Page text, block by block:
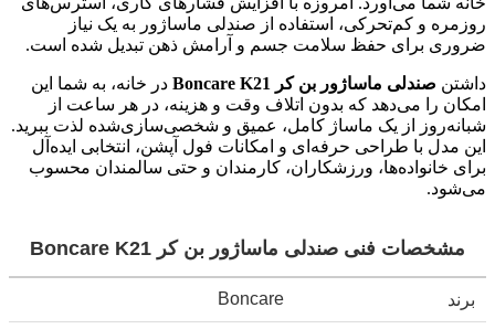
روزمره و کم‌تحرکی، استفاده از صندلی ماساژور به یک نیاز
ضروری برای حفظ سلامت جسم و آرامش ذهن تبدیل شده است.
داشتن صندلی ماساژور بن کر Boncare K21
در خانه، به شما این
امکان را می‌دهد که بدون اتلاف وقت و هزینه، در هر ساعت از
شبانه‌روز از یک ماساژ کامل، عمیق و شخصی‌سازی‌شده لذت ببرید.
این مدل با طراحی حرفه‌ای و امکانات فول آپشن، انتخابی ایده‌آل
برای خانواده‌ها، ورزشکاران، کارمندان و حتی سالمندان محسوب
می‌شود.
مشخصات فنی صندلی ماساژور بن کر Boncare K21
برند Boncare